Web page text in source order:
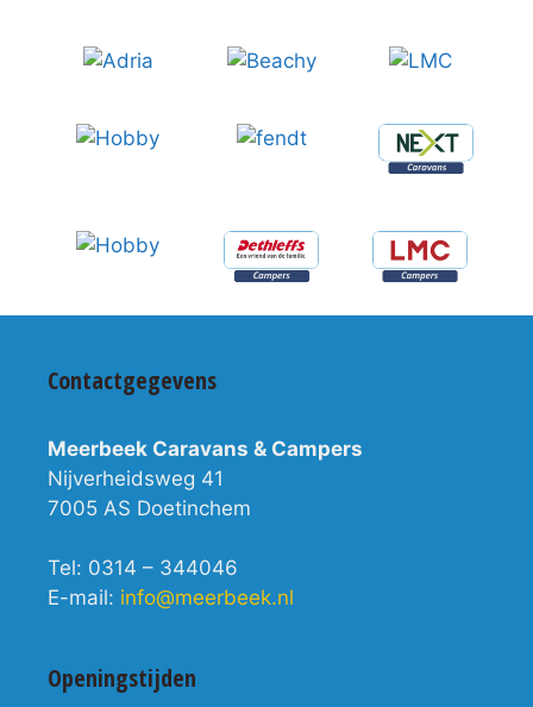
Contactgegevens
Meerbeek Caravans & Campers
Nijverheidsweg 41
7005 AS Doetinchem
Tel: 0314 – 344046
E-mail: info@meerbeek.nl
Openingstijden